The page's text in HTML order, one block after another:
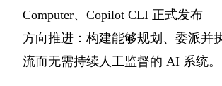
Computer、Copilot CLI 正式发布
方向推进：构建能够规划、委派并
流而无需持续人工监督的 AI 系统。